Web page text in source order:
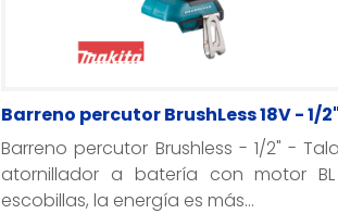
Barreno percutor BrushLess 18V - 1/2"
Barreno percutor Brushless - 1/2" -
atornillador a batería con motor
escobillas, la energía es más...